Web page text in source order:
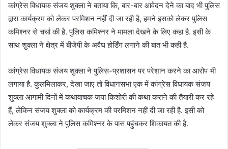
कांग्रेस विधायक संजय शुक्ला ने बताया कि, बार-बार आवेदन देने का बाद भी पुलिस
द्वारा कार्यक्रम को लेकर परमिशन नहीं दी जा रही है, हमने इसको लेकर पुलिस
कमिश्नर से चर्चा की है. पुलिस कमिश्नर ने मामला देखने के लिए कहा है. इसी के
साथ शुक्ला ने क्षेत्र में बीजेपी के अवैध होर्डिंग लगाने की बात भी कही है.
कांग्रेस विधायक संजय शुक्ला ने पुलिस-प्रशासन पर परेशान करने का आरोप भी
लगाया है. कुलमिलाकर, देखा जाए तो विधानसभा एक में कांग्रेस विधायक संजय
शुक्ला आगामी दिनों में कथावाचक जया किशोरी की कथा कराने की तैयारी कर रहे
हैं, लेकिन संजय शुक्ला को कार्यक्रम की परमिशन नहीं दी जा रही है. इसी को
लेकर संजय शुक्ला ने पुलिस कमिश्नर के पास पहुंचकर शिकायत की है.